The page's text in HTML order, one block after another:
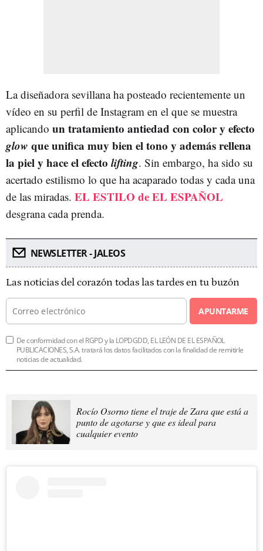
La diseñadora sevillana ha posteado recientemente un
vídeo en su perfil de Instagram en el que se muestra
aplicando un tratamiento antiedad con color y efecto
glow que unifica muy bien el tono y además rellena
la piel y hace el efecto lifting. Sin embargo, ha sido su
acertado estilismo lo que ha acaparado todas y cada una
de las miradas. EL ESTILO de EL ESPAÑOL
desgrana cada prenda.
NEWSLETTER - JALEOS
Las noticias del corazón todas las tardes en tu buzón
APUNTARME
De conformidad con el RGPD y la LOPDGDD, EL LEÓN DE EL ESPAÑOL
PUBLICACIONES, S.A. tratará los datos facilitados con la finalidad de remitirle
noticias de actualidad.
Rocío Osorno tiene el traje de Zara que está a
punto de agotarse y que es ideal para
cualquier evento